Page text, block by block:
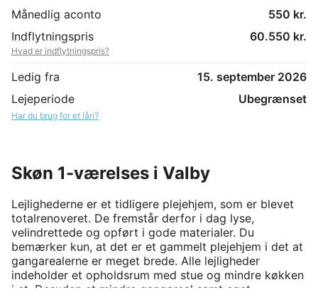
Månedlig aconto
550 kr.
Indflytningspris
60.550 kr.
Hvad er indflytningspris?
Ledig fra
15. september 2026
Lejeperiode
Ubegrænset
Har du brug for et lån?
Skøn 1-værelses i Valby
Lejlighederne er et tidligere plejehjem, som er blevet
totalrenoveret. De fremstår derfor i dag lyse,
velindrettede og opført i gode materialer. Du
bemærker kun, at det er et gammelt plejehjem i det at
gangarealerne er meget brede. Alle lejligheder
indeholder et opholdsrum med stue og mindre køkken
i et. Desuden et mindre gangareal samt eget